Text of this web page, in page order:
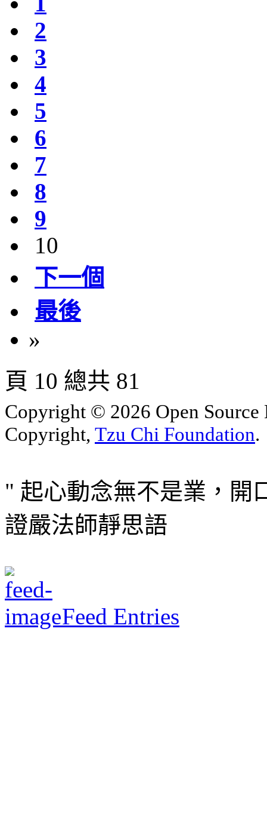
2
3
4
5
6
7
8
9
10
下一個
最後
»
頁 10 總共 81
Copyright © 2026 Open
Copyright, Tzu Chi Foundation.
" 起心動念無不是業，開
證嚴法師靜思語
Feed Entries